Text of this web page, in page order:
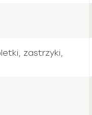
zastrzyki,